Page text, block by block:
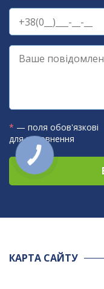
* — поля обов'язкові
для заповнення
КАРТА САЙТУ
КНОПКА
ЗВ'ЯЗКУ